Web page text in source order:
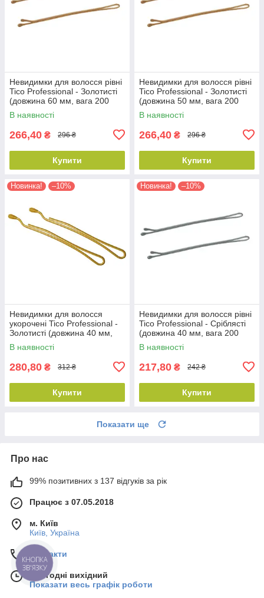
Невидимки для волосся рівні
Tico Professional - Золотисті
(довжина 60 мм, вага 200
грам) (300595)
В наявності
266,40 ₴ 296 ₴
Купити
Невидимки для волосся рівні
Tico Professional - Золотисті
(довжина 50 мм, вага 200
грам) (300593)
В наявності
266,40 ₴ 296 ₴
Купити
Новинка! –10%
Невидимки для волосся
укорочені Tico Professional -
Золотисті (довжина 40 мм,
вага 200 грам) (300618)
В наявності
280,80 ₴ 312 ₴
Купити
Новинка! –10%
Невидимки для волосся рівні
Tico Professional - Сріблясті
(довжина 40 мм, вага 200
грам) (300590)
В наявності
217,80 ₴ 242 ₴
Купити
Показати ще
Про нас
99% позитивних з 137 відгуків за рік
Працює з 07.05.2018
м. Київ
Київ, Україна
Контакти
Сьогодні вихідний
Показати весь графік роботи
КНОПКА
ЗВ'ЯЗКУ